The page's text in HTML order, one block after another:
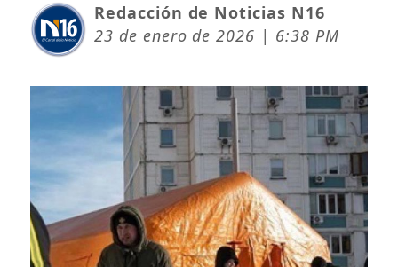
Redacción de Noticias N16
23 de enero de 2026 | 6:38 PM